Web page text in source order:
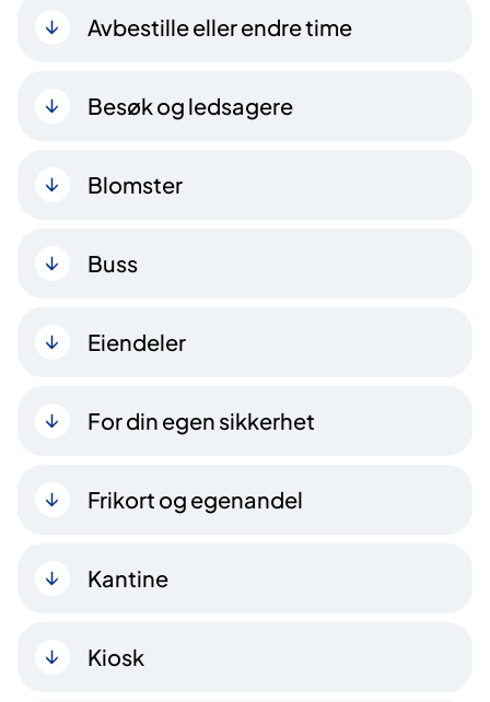
Avbestille eller endre time
Besøk og ledsagere
Blomster
Buss
Eiendeler
For din egen sikkerhet
Frikort og egenandel
Kantine
Kiosk